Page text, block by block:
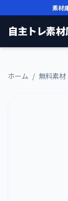
素材
自主トレ素材
ホーム / 無料素材